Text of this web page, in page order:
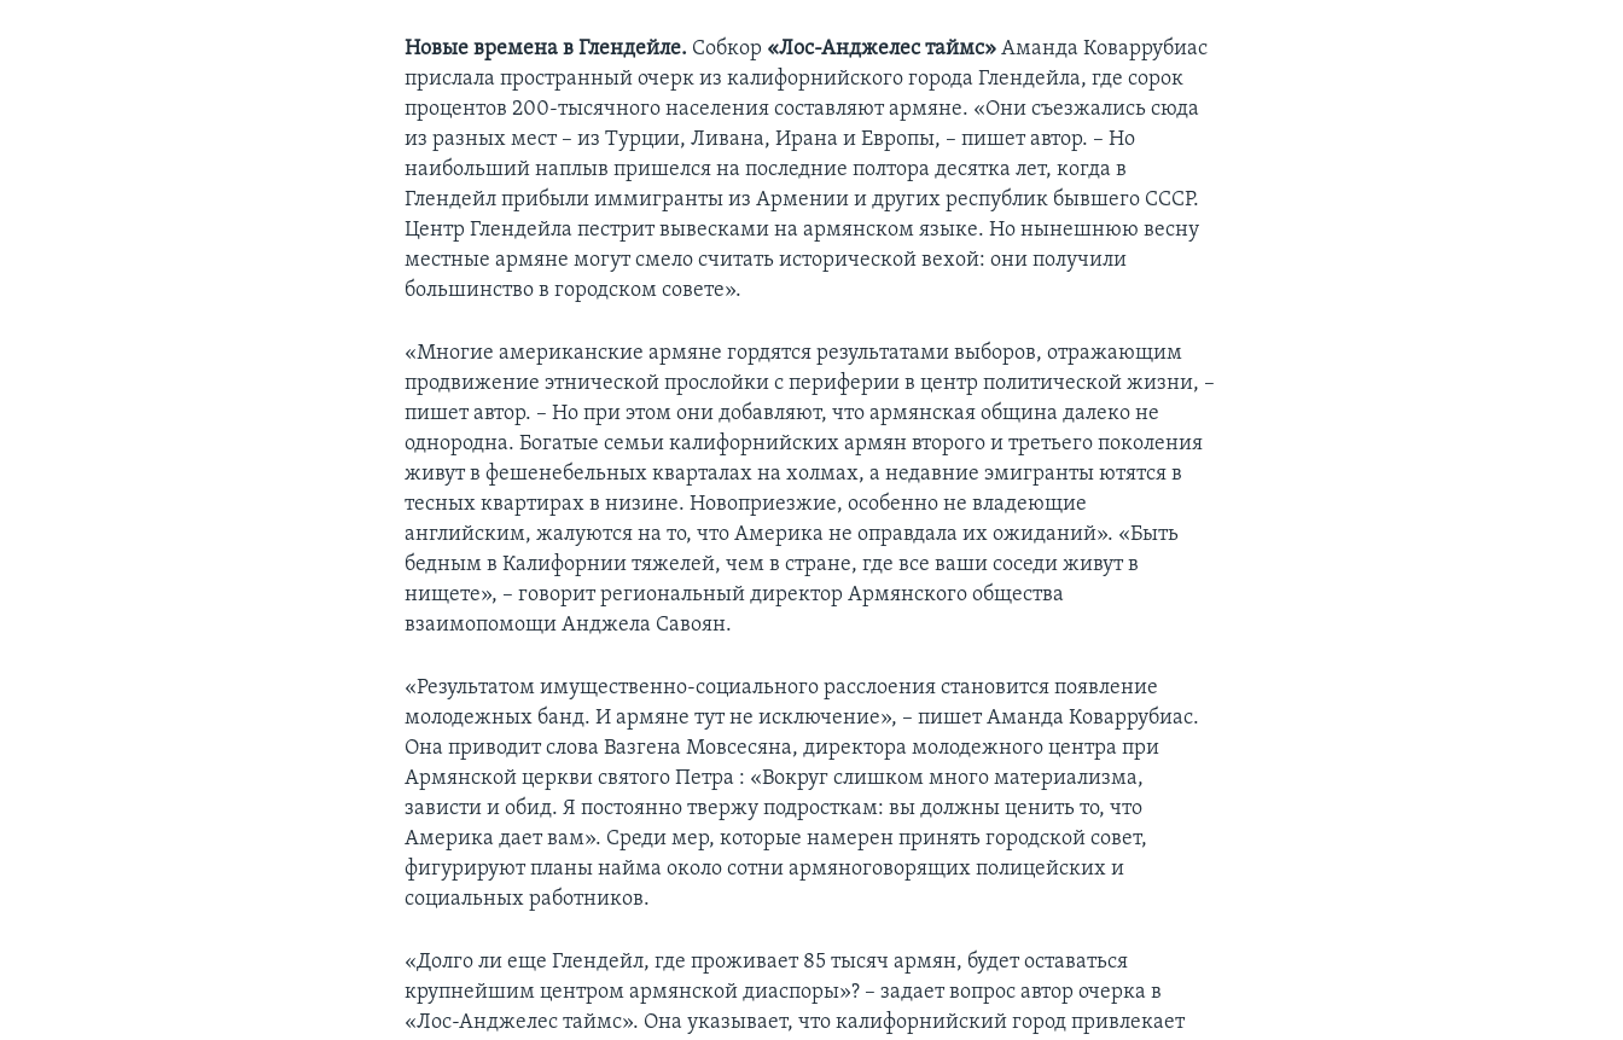
Новые времена в Глендейле. Собкор «Лос-Анджелес таймс» Аманда Коваррубиас
прислала пространный очерк из калифорнийского города Глендейла, где сорок
процентов 200-тысячного населения составляют армяне. «Они съезжались сюда
из разных мест – из Турции, Ливана, Ирана и Европы, – пишет автор. – Но
наибольший наплыв пришелся на последние полтора десятка лет, когда в
Глендейл прибыли иммигранты из Армении и других республик бывшего СССР.
Центр Глендейла пестрит вывесками на армянском языке. Но нынешнюю весну
местные армяне могут смело считать исторической вехой: они получили
большинство в городском совете».
«Многие американские армяне гордятся результатами выборов, отражающим
продвижение этнической прослойки с периферии в центр политической жизни, –
пишет автор. – Но при этом они добавляют, что армянская община далеко не
однородна. Богатые семьи калифорнийских армян второго и третьего поколения
живут в фешенебельных кварталах на холмах, а недавние эмигранты ютятся в
тесных квартирах в низине. Новоприезжие, особенно не владеющие
английским, жалуются на то, что Америка не оправдала их ожиданий». «Быть
бедным в Калифорнии тяжелей, чем в стране, где все ваши соседи живут в
нищете», – говорит региональный директор Армянского общества
взаимопомощи Анджела Савоян.
«Результатом имущественно-социального расслоения становится появление
молодежных банд. И армяне тут не исключение», – пишет Аманда Коваррубиас.
Она приводит слова Вазгена Мовсесяна, директора молодежного центра при
Армянской церкви святого Петра : «Вокруг слишком много материализма,
зависти и обид. Я постоянно твержу подросткам: вы должны ценить то, что
Америка дает вам». Среди мер, которые намерен принять городской совет,
фигурируют планы найма около сотни армяноговорящих полицейских и
социальных работников.
«Долго ли еще Глендейл, где проживает 85 тысяч армян, будет оставаться
крупнейшим центром армянской диаспоры»? – задает вопрос автор очерка в
«Лос-Анджелес таймс». Она указывает, что калифорнийский город привлекает